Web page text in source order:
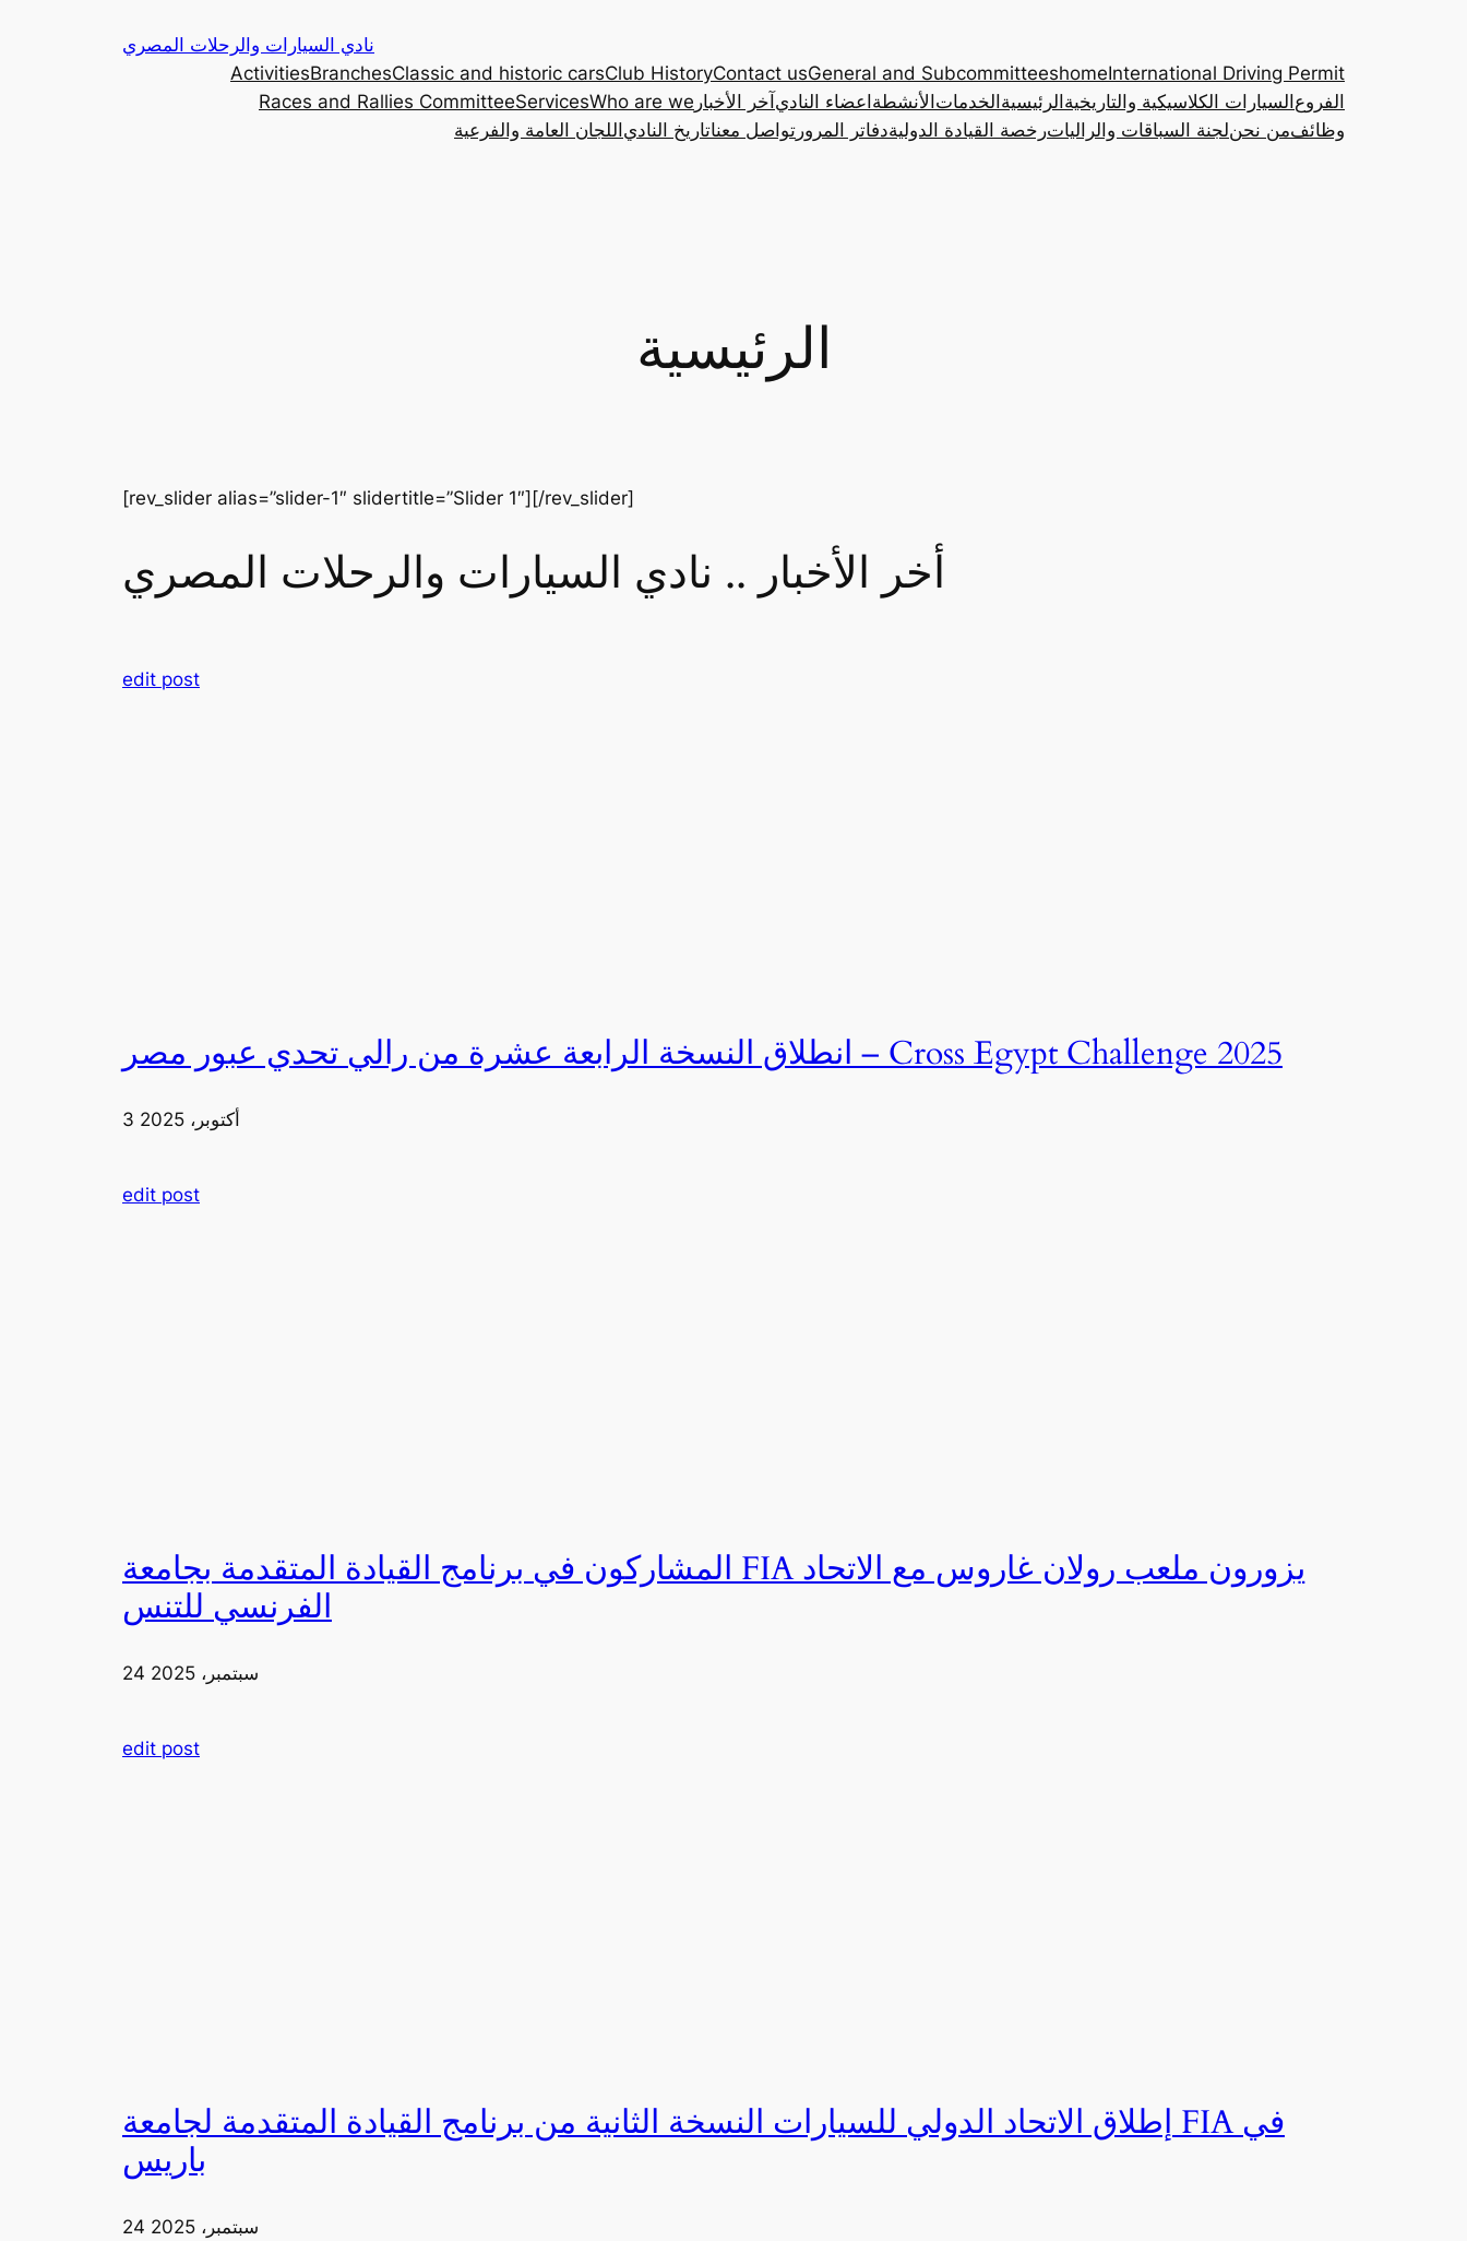
نادي السيارات والرحلات المصري
ActivitiesBranchesClassic and historic carsClub HistoryContact usGeneral and SubcommitteeshomeInternational Driving Permit
Races and Rallies CommitteeServicesWho are we آخر الأخبار اعضاء النادي الأنشطة الخدمات الرئيسية السيارات الكلاسيكية والتاريخية الفروع
اللجان العامة والفرعية تاريخ الناديتواصل معنا دفاتر المروررخصة القيادة الدوليةلجنة السباقات والرالياتمن نحنوظائف
الرئيسية
[rev_slider alias=”slider-1″ slidertitle=”Slider 1″][/rev_slider]
أخر الأخبار .. نادي السيارات والرحلات المصري
edit post
انطلاق النسخة الرابعة عشرة من رالي تحدي عبور مصر – Cross Egypt Challenge 2025
3 أكتوبر، 2025
edit post
المشاركون في برنامج القيادة المتقدمة بجامعة FIA يزورون ملعب رولان غاروس مع الاتحاد
الفرنسي للتنس
24 سبتمبر، 2025
edit post
إطلاق الاتحاد الدولي للسيارات النسخة الثانية من برنامج القيادة المتقدمة لجامعة FIA في
باريس
24 سبتمبر، 2025